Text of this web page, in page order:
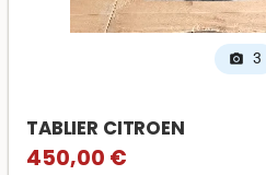
photo_camera 3
TABLIER CITROEN
450,00 €